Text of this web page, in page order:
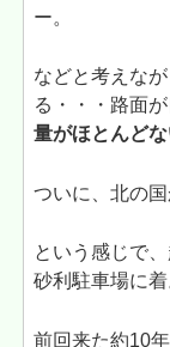
ー。
などと考えな
る・・・路面
量がほとんど
ついに、北の
という感じで
砂利駐車場に着
前回来た約10